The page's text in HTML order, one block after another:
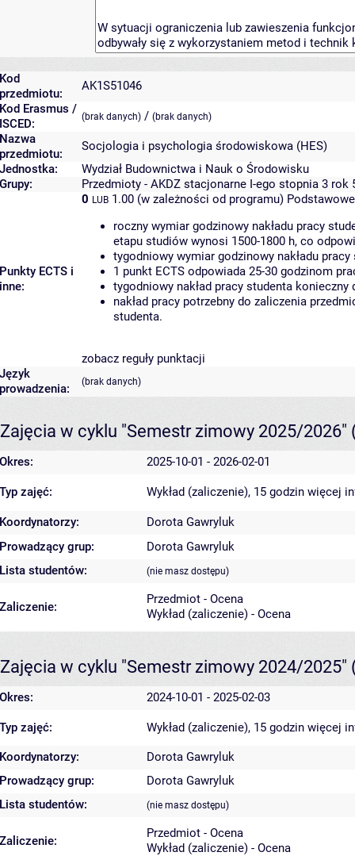
Kod
przedmiotu:
AK1S51046
Kod Erasmus /
ISCED:
(brak danych) / (brak danych)
Nazwa
przedmiotu:
Socjologia i psychologia środowiskowa (HES)
Jednostka:
Wydział Budownictwa i Nauk o Środowisku
Grupy:
Przedmioty - AKDZ stacjonarne I-ego stopnia 3 rok
Punkty ECTS i
inne:
0 LUB 1.00 (w zależności od programu)
roczny wymiar godzinowy nakładu pracy
etapu studiów wynosi 1500-1800 h, co
tygodniowy wymiar godzinowy nakładu
1 punkt ECTS odpowiada 25-30 godzinom
tygodniowy nakład pracy studenta
nakład pracy potrzebny do zaliczenia
studenta.
zobacz reguły punktacji
Język
prowadzenia:
(brak danych)
Zajęcia w cyklu "Semestr zimowy 2025/2026"
Okres: 2025-10-01 - 2026-02-01
Typ zajęć: Wykład (zaliczenie), 15 godzin więcej
Koordynatorzy:
Dorota Gawryluk
Prowadzący grup:
Dorota Gawryluk
Lista studentów:
(nie masz dostępu)
Zaliczenie:
Przedmiot - Ocena
Wykład (zaliczenie) - Ocena
Zajęcia w cyklu "Semestr zimowy 2024/2025"
Okres: 2024-10-01 - 2025-02-03
Typ zajęć: Wykład (zaliczenie), 15 godzin więcej
Koordynatorzy:
Dorota Gawryluk
Prowadzący grup:
Dorota Gawryluk
Lista studentów:
(nie masz dostępu)
Zaliczenie:
Przedmiot - Ocena
Wykład (zaliczenie) - Ocena